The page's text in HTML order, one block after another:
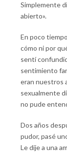
Simplemente
abierto».
En poco
cómo ni por
sentí
sentimiento
eran nuestros
sexualmente
no pude
Dos años
pudor, pasé
Le dije a una